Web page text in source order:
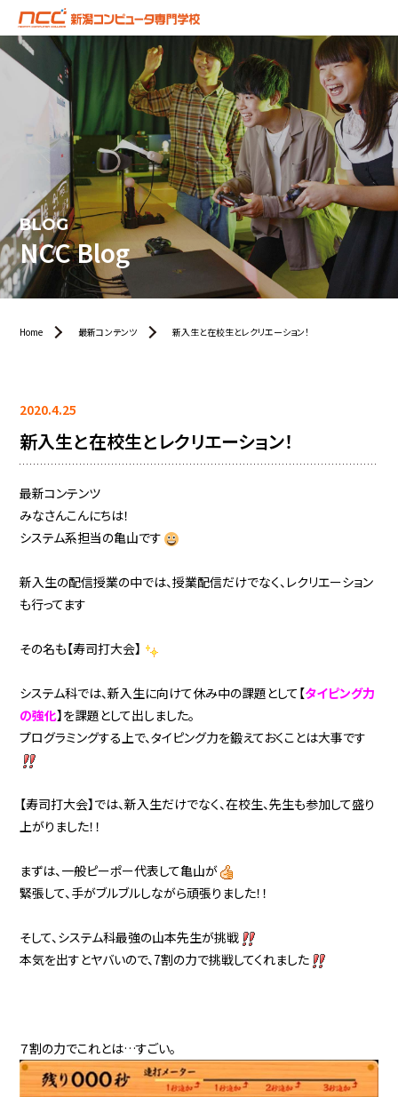
BLOG
NCC Blog
Home 最新コンテンツ 新入生と在校生とレクリエーション！
2020.4.25
新入生と在校生とレクリエーション！
最新コンテンツ
みなさんこんにちは！
システム系担当の亀山です
新入生の配信授業の中では、授業配信だけでなく、レクリエーション
も行ってます
その名も【寿司打大会】
システム科では、新入生に向けて休み中の課題として【タイピング力
の強化】を課題として出しました。
プログラミングする上で、タイピング力を鍛えておくことは大事です
【寿司打大会】では、新入生だけでなく、在校生、先生も参加して盛り
上がりました！！
まずは、一般ピーポー代表して亀山が
緊張して、手がブルブルしながら頑張りました！！
そして、システム科最強の山本先生が挑戦
本気を出すとヤバいので、7割の力で挑戦してくれました
７割の力でこれとは…すごい。